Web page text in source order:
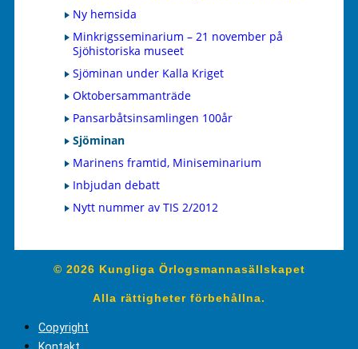
Ny hemsida
Minkrigsseminarium – 21 november på
Sjöhistoriska museet
Sjöminan under Kalla Kriget
Oktobersammanträde
Pansarbåtsinsamlingen 100år
Sjöminan
Marinens framtid, Miniseminarium
Inbjudan debatt
Nytt nummer av TIS 2/2012
© 2026 Kungliga Örlogsmannasällskapet
Alla rättigheter förbehållna.
Copyright